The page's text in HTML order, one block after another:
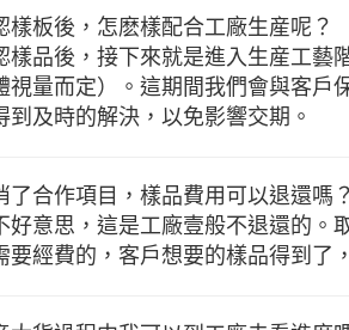
樣板後，怎麽樣配合工廠生産呢？
樣品後，接下來就是進入生産工藝
視量而定）。這期間我們會與客戶
到及時的解決，以免影響交期。
了合作項目，樣品費用可以退還嗎？
好意思，這是工廠壹般不退還的。
要經費的，客戶想要的樣品得到了